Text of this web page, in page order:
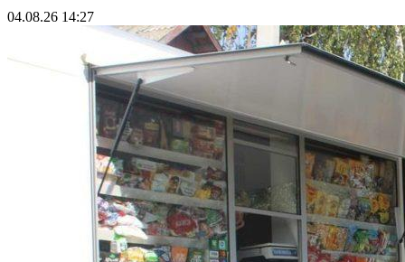
04.08.26 14:27